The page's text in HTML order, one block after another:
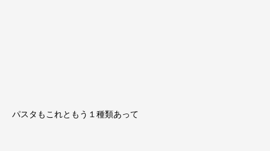
パスタもこれともう１種類あって